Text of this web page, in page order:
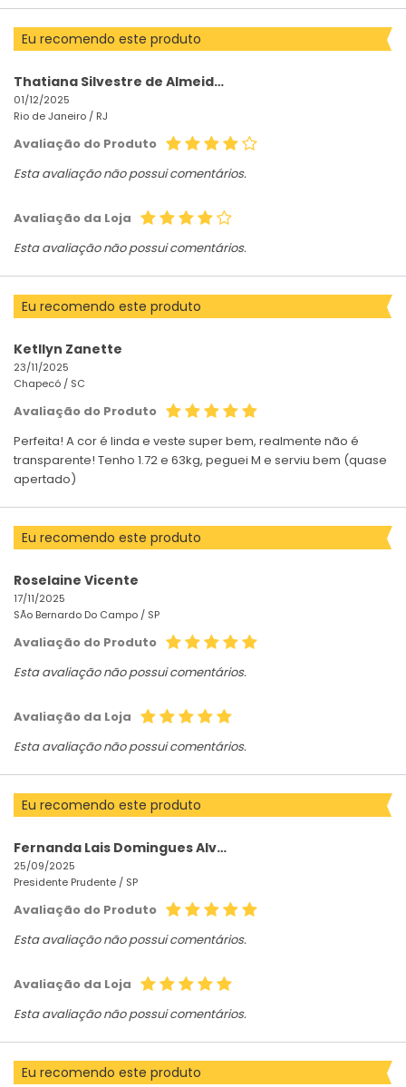
Eu recomendo este produto
Thatiana Silvestre de Almeida gomes
01/12/2025
Rio de Janeiro / RJ
Avaliação do Produto
Esta avaliação não possui comentários.
Avaliação da Loja
Esta avaliação não possui comentários.
Eu recomendo este produto
Ketllyn Zanette
23/11/2025
Chapecó / SC
Avaliação do Produto
Perfeita! A cor é linda e veste super bem, realmente não é
transparente! Tenho 1.72 e 63kg, peguei M e serviu bem (quase
apertado)
Eu recomendo este produto
Roselaine Vicente
17/11/2025
SÃo Bernardo Do Campo / SP
Avaliação do Produto
Esta avaliação não possui comentários.
Avaliação da Loja
Esta avaliação não possui comentários.
Eu recomendo este produto
Fernanda Lais Domingues Alvarez
25/09/2025
Presidente Prudente / SP
Avaliação do Produto
Esta avaliação não possui comentários.
Avaliação da Loja
Esta avaliação não possui comentários.
Eu recomendo este produto